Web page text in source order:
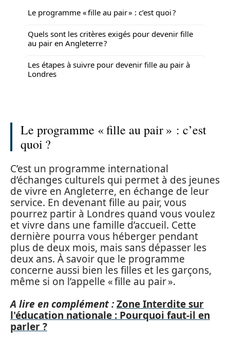
Le programme « fille au pair » : c’est quoi ?
Quels sont les critères exigés pour devenir fille
au pair en Angleterre ?
Les étapes à suivre pour devenir fille au pair à
Londres
Le programme « fille au pair » : c’est
quoi ?
C’est un programme international
d’échanges culturels qui permet à des jeunes
de vivre en Angleterre, en échange de leur
service. En devenant fille au pair, vous
pourrez partir à Londres quand vous voulez
et vivre dans une famille d’accueil. Cette
dernière pourra vous héberger pendant
plus de deux mois, mais sans dépasser les
deux ans. À savoir que le programme
concerne aussi bien les filles et les garçons,
même si on l’appelle « fille au pair ».
A lire en complément :Zone Interdite sur
l'éducation nationale : Pourquoi faut-il en
parler ?